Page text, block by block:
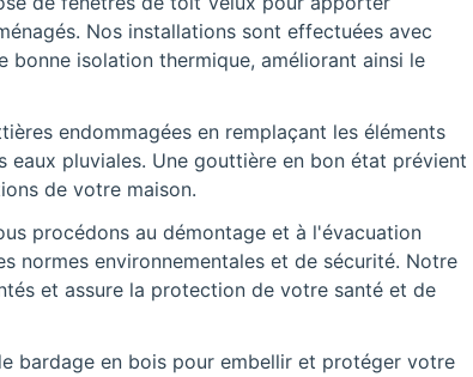
Nos installations sont effectuées avec
isolation thermique, améliorant ainsi le
endommagées en remplaçant les éléments
pluviales. Une gouttière en bon état prévient
de votre maison.
procédons au démontage et à l'évacuation
normes environnementales et de sécurité. Notre
et assure la protection de votre santé et de
bardage en bois pour embellir et protéger votre